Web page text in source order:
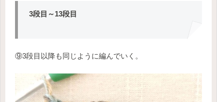
3段目～13段目
⑨3段目以降も同じように編んでいく。